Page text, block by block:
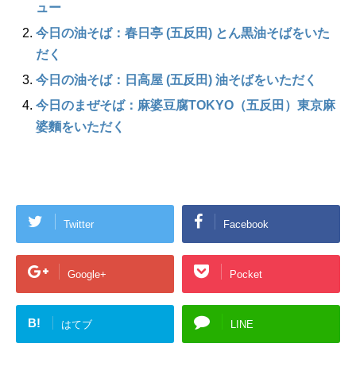
ュー
今日の油そば：春日亭 (五反田) とん黒油そばをいた
だく
今日の油そば：日高屋 (五反田) 油そばをいただく
今日のまぜそば：麻婆豆腐TOKYO（五反田）東京麻
婆麵をいただく
Twitter Facebook
Google+ Pocket
B! はてブ LINE